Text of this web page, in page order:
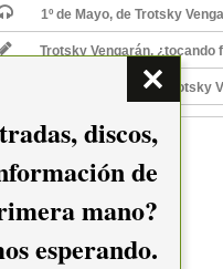
1º de Mayo, de Trotsky
Trotsky Vengarán, ¿tocando
Noche de Rock, de Trotsky
discos,
de
mano?
esperando.